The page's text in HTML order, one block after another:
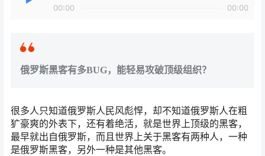
00:00
00:00
俄罗斯黑客有多BUG，能轻易攻破顶级组织？
很多人只知道俄罗斯人民风彪悍，却不知道俄罗斯人在粗
犷豪爽的外表下，还有着绝活，就是世界上顶级的黑客，
最早就出自俄罗斯，而且世界上关于黑客有两种人，一种
是俄罗斯黑客，另外一种是其他黑客。